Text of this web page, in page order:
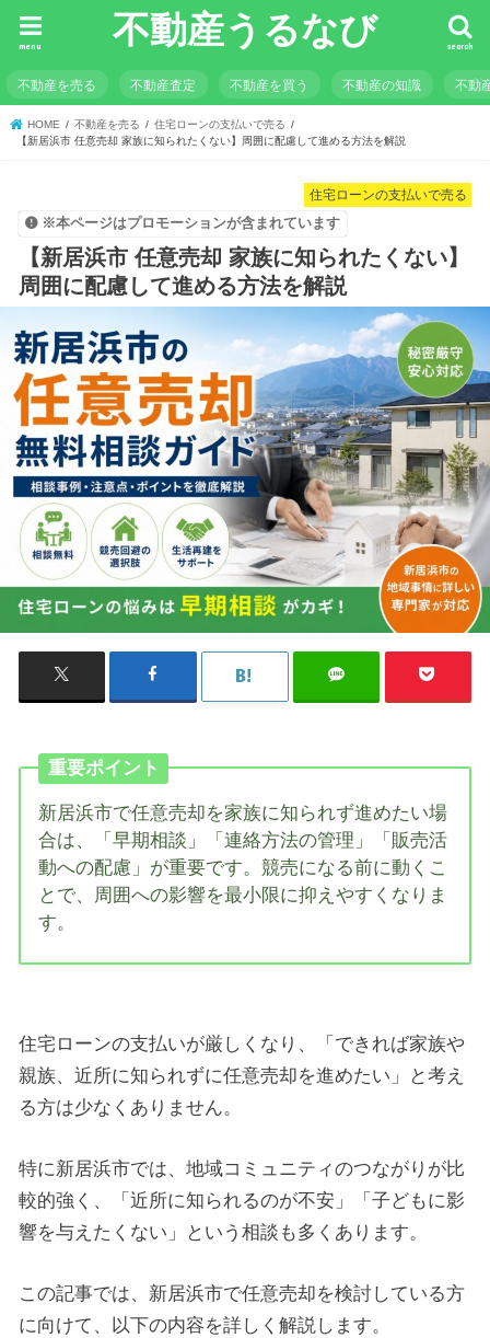
不動産うるなび search
menu
不動産を売る 不動産査定 不動産を買う 不動産の知識 不動
HOME 不動産を売る
住宅ローンの支払いで売る
【新居浜市 任意売却 家族に知られたくない】周囲に配慮して進める方法を解説
住宅ローンの支払いで売る
※本ページはプロモーションが含まれています
【新居浜市 任意売却 家族に知られたくない】
周囲に配慮して進める方法を解説
重要ポイント
新居浜市で任意売却を家族に知られず進めたい場
合は、「早期相談」「連絡方法の管理」「販売活
動への配慮」が重要です。競売になる前に動くこ
とで、周囲への影響を最小限に抑えやすくなりま
す。
住宅ローンの支払いが厳しくなり、「できれば家族や
親族、近所に知られずに任意売却を進めたい」と考え
る方は少なくありません。
特に新居浜市では、地域コミュニティのつながりが比
較的強く、「近所に知られるのが不安」「子どもに影
響を与えたくない」という相談も多くあります。
この記事では、新居浜市で任意売却を検討している方
に向けて、以下の内容を詳しく解説します。